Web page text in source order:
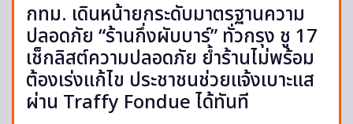
กทม. เดินหน้ายกระดับมาตรฐานความ
ปลอดภัย “ร้านกึ่งผับบาร์” ทั่วกรุง ชู 17
เช็กลิสต์ความปลอดภัย ย้ำร้านไม่พร้อม
ต้องเร่งแก้ไข ประชาชนช่วยแจ้งเบาะแส
ผ่าน Traffy Fondue ได้ทันที